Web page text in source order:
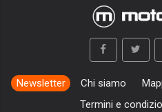
Newsletter Chi siamo
Termini e